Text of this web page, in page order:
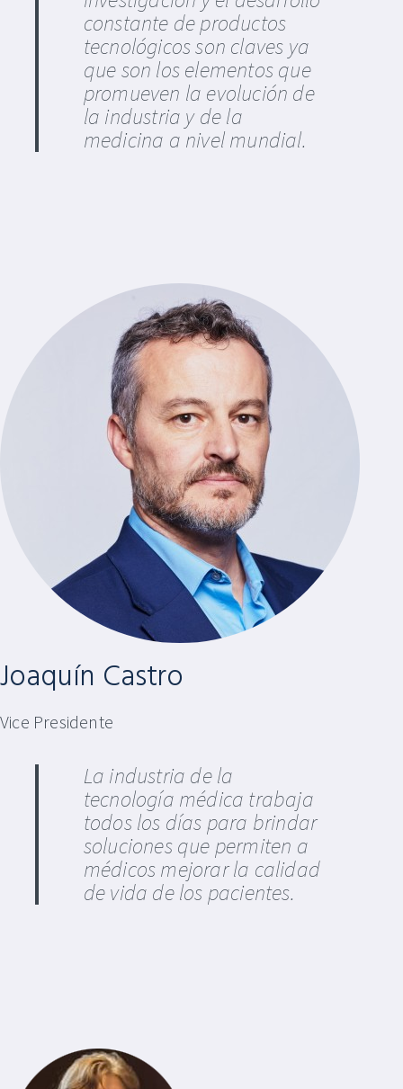
constante de productos
tecnológicos son claves ya
que son los elementos que
promueven la evolución de
la industria y de la
medicina a nivel mundial.
Joaquín Castro
Vice Presidente
La industria de la
tecnología médica trabaja
todos los días para brindar
soluciones que permiten a
médicos mejorar la calidad
de vida de los pacientes.